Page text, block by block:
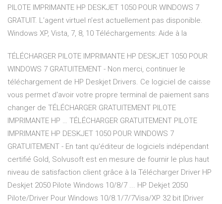
PILOTE IMPRIMANTE HP DESKJET 1050 POUR WINDOWS 7
GRATUIT. L’agent virtuel n’est actuellement pas disponible.
Windows XP, Vista, 7, 8, 10 Téléchargements: Aide à la
TÉLÉCHARGER PILOTE IMPRIMANTE HP DESKJET 1050 POUR
WINDOWS 7 GRATUITEMENT - Non merci, continuer le
téléchargement de HP Deskjet Drivers. Ce logiciel de caisse
vous permet d'avoir votre propre terminal de paiement sans
changer de TÉLÉCHARGER GRATUITEMENT PILOTE
IMPRIMANTE HP … TÉLÉCHARGER GRATUITEMENT PILOTE
IMPRIMANTE HP DESKJET 1050 POUR WINDOWS 7
GRATUITEMENT - En tant qu'éditeur de logiciels indépendant
certifié Gold, Solvusoft est en mesure de fournir le plus haut
niveau de satisfaction client grâce à la Télécharger Driver HP
Deskjet 2050 Pilote Windows 10/8/7 ... HP Dekjet 2050
Pilote/Driver Pour Windows 10/8.1/7/7Visa/XP 32 bit |Driver